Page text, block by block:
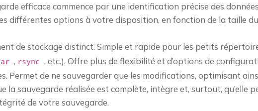
efficace commence par une identification précise des
différentes options à votre disposition, en fonction de la taille
de stockage distinct. Simple et rapide pour les petits
, rsync , etc.). Offre plus de flexibilité et d’options de
Permet de ne sauvegarder que les modifications, optimisant
la sauvegarde réalisée est complète, intègre et, surtout, qu’elle
de votre sauvegarde.